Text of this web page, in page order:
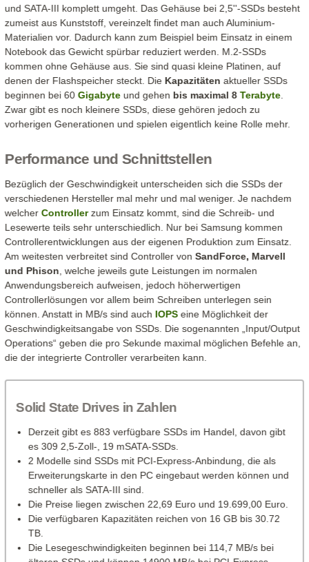
und SATA-III komplett umgeht. Das Gehäuse bei 2,5''-SSDs besteht
zumeist aus Kunststoff, vereinzelt findet man auch Aluminium-
Materialien vor. Dadurch kann zum Beispiel beim Einsatz in einem
Notebook das Gewicht spürbar reduziert werden. M.2-SSDs
kommen ohne Gehäuse aus. Sie sind quasi kleine Platinen, auf
denen der Flashspeicher steckt. DieKapazitäten aktueller SSDs
beginnen bei 60Gigabyte und gehenbis maximal 8Terabyte
Zwar gibt es noch kleinere SSDs, diese gehören jedoch zu
vorherigen Generationen und spielen eigentlich keine Rolle mehr.
Performance und Schnittstellen
Bezüglich der Geschwindigkeit unterscheiden sich die SSDs der
verschiedenen Hersteller mal mehr und mal weniger. Je nachdem
welcherControllerzum Einsatz kommt, sind die Schreib- und
Lesewerte teils sehr unterschiedlich. Nur bei Samsung kommen
Controllerentwicklungen aus der eigenen Produktion zum Einsatz.
Am weitesten verbreitet sind Controller vonSandForce, Marvell
und Phison , welche jeweils gute Leistungen im normalen
Anwendungsbereich aufweisen, jedoch höherwertigen
Controllerlösungen vor allem beim Schreiben unterlegen sein
können. Anstatt in MB/s sind auchIOPS eine Möglichkeit der
Geschwindigkeitsangabe von SSDs. Die sogenannten „Input/Output
Operations“ geben die pro Sekunde maximal möglichen Befehle an,
die der integrierte Controller verarbeiten kann.
Solid State Drives in Zahlen
Derzeit gibt es 883 verfügbare SSDs im Handel, davon gibt
es 309 2,5-Zoll-, 19 mSATA-SSDs.
2 Modelle sind SSDs mit PCI-Express-Anbindung, die als
Erweiterungskarte in den PC eingebaut werden können und
schneller als SATA-III sind.
Die Preise liegen zwischen 22,69 Euro und 19.699,00 Euro.
Die verfügbaren Kapazitäten reichen von 16 GB bis 30.72
TB.
Die Lesegeschwindigkeiten beginnen bei 114,7 MB/s bei